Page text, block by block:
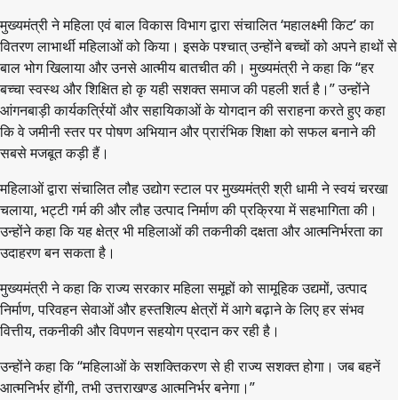
मुख्यमंत्री ने महिला एवं बाल विकास विभाग द्वारा संचालित ‘महालक्ष्मी किट’ का
वितरण लाभार्थी महिलाओं को किया। इसके पश्चात् उन्होंने बच्चों को अपने हाथों से
बाल भोग खिलाया और उनसे आत्मीय बातचीत की। मुख्यमंत्री ने कहा कि “हर
बच्चा स्वस्थ और शिक्षित हो कृ यही सशक्त समाज की पहली शर्त है।” उन्होंने
आंगनबाड़ी कार्यकर्त्रियों और सहायिकाओं के योगदान की सराहना करते हुए कहा
कि वे जमीनी स्तर पर पोषण अभियान और प्रारंभिक शिक्षा को सफल बनाने की
सबसे मजबूत कड़ी हैं।
महिलाओं द्वारा संचालित लौह उद्योग स्टाल पर मुख्यमंत्री श्री धामी ने स्वयं चरखा
चलाया, भट्टी गर्म की और लौह उत्पाद निर्माण की प्रक्रिया में सहभागिता की।
उन्होंने कहा कि यह क्षेत्र भी महिलाओं की तकनीकी दक्षता और आत्मनिर्भरता का
उदाहरण बन सकता है।
मुख्यमंत्री ने कहा कि राज्य सरकार महिला समूहों को सामूहिक उद्यमों, उत्पाद
निर्माण, परिवहन सेवाओं और हस्तशिल्प क्षेत्रों में आगे बढ़ाने के लिए हर संभव
वित्तीय, तकनीकी और विपणन सहयोग प्रदान कर रही है।
उन्होंने कहा कि “महिलाओं के सशक्तिकरण से ही राज्य सशक्त होगा। जब बहनें
आत्मनिर्भर होंगी, तभी उत्तराखण्ड आत्मनिर्भर बनेगा।”